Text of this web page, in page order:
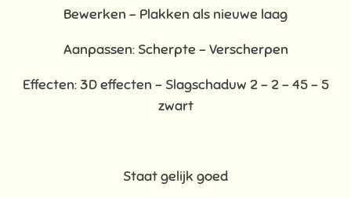
Bewerken - Plakken als nieuwe laag
Aanpassen: Scherpte – Verscherpen
Effecten: 3D effecten – Slagschaduw 2 – 2 – 45 – 5
zwart
Staat gelijk goed